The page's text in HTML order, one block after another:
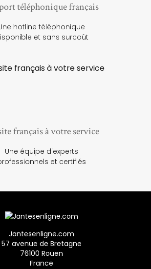
téléphonique français
hotline téléphonique
et sans surcoût
français à votre service
Une équipe d'experts
et certifiés
Jantesenligne.com
57 avenue de Bretagne
76100 Rouen
France